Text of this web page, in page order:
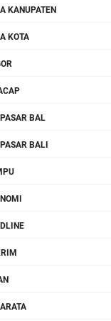
KANUPATEN
KOTA
BAL
BALI